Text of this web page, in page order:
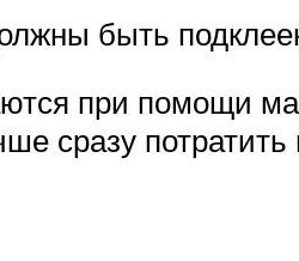
быть
при помощи
сразу